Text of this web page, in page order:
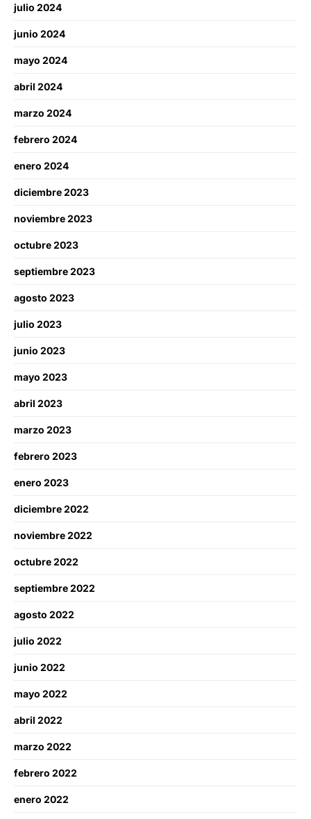
julio 2024
junio 2024
mayo 2024
abril 2024
marzo 2024
febrero 2024
enero 2024
diciembre 2023
noviembre 2023
octubre 2023
septiembre 2023
agosto 2023
julio 2023
junio 2023
mayo 2023
abril 2023
marzo 2023
febrero 2023
enero 2023
diciembre 2022
noviembre 2022
octubre 2022
septiembre 2022
agosto 2022
julio 2022
junio 2022
mayo 2022
abril 2022
marzo 2022
febrero 2022
enero 2022